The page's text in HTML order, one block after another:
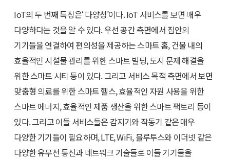
IoT의 두 번째 특징은‘ 다양성’이다. IoT 서비스를 보면 매우
다양하다는 것을 알 수 있다. 우선 공간 측면에서 집안의
기기들을 연결하여 편의성을 제공하는 스마트 홈, 건물 내의
효율적인 시설물 관리를 위한 스마트 빌딩, 도시 문제 해결을
위한 스마트 시티 등이 있다. 그리고 서비스 목적 측면에서 보면
맞춤형 의료를 위한 스마트 헬스, 효율적인 자원 사용을 위한
스마트 에너지, 효율적인 제품 생산을 위한 스마트 팩토리 등이
있다. 그리고 이들 서비스들은 감지기와 작동기 같은 매우
다양한 기기들이 필요하며, LTE, WiFi, 블루투스와 이더넷 같은
다양한 유무선 통신과 네트워크 기술들로 이들 기기들을